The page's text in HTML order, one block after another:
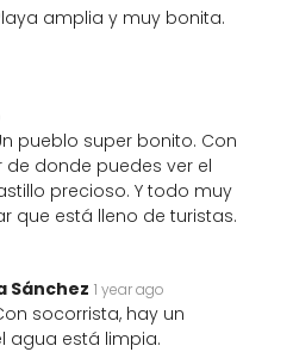
amplia y muy bonita.
pueblo super bonito. Con
donde puedes ver el
precioso. Y todo muy
que está lleno de turistas.
Sánchez 1 year ago
socorrista, hay un
agua está limpia.